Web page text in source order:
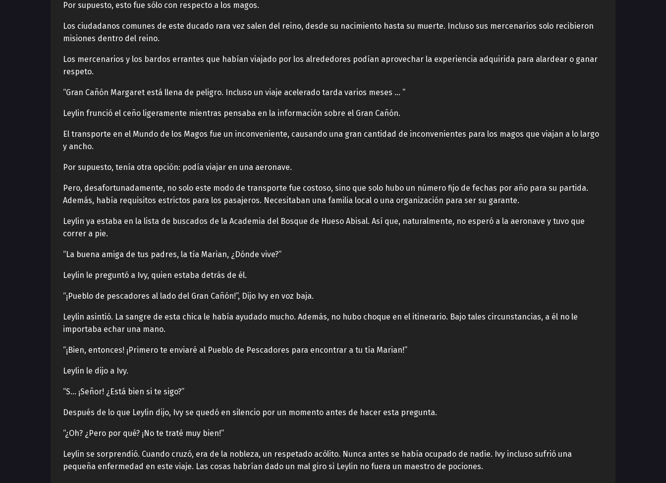
Por supuesto, esto fue sólo con respecto a los magos.
Los ciudadanos comunes de este ducado rara vez salen del reino, desde su nacimiento hasta su muerte. Incluso sus mercenarios solo recibieron
misiones dentro del reino.
Los mercenarios y los bardos errantes que habían viajado por los alrededores podían aprovechar la experiencia adquirida para alardear o ganar
respeto.
“Gran Cañón Margaret está llena de peligro. Incluso un viaje acelerado tarda varios meses … ”
Leylin frunció el ceño ligeramente mientras pensaba en la información sobre el Gran Cañón.
El transporte en el Mundo de los Magos fue un inconveniente, causando una gran cantidad de inconvenientes para los magos que viajan a lo largo
y ancho.
Por supuesto, tenía otra opción: podía viajar en una aeronave.
Pero, desafortunadamente, no solo este modo de transporte fue costoso, sino que solo hubo un número fijo de fechas por año para su partida.
Además, había requisitos estrictos para los pasajeros. Necesitaban una familia local o una organización para ser su garante.
Leylin ya estaba en la lista de buscados de la Academia del Bosque de Hueso Abisal. Así que, naturalmente, no esperó a la aeronave y tuvo que
correr a pie.
“La buena amiga de tus padres, la tía Marian, ¿Dónde vive?”
Leylin le preguntó a Ivy, quien estaba detrás de él.
“¡Pueblo de pescadores al lado del Gran Cañón!”, Dijo Ivy en voz baja.
Leylin asintió. La sangre de esta chica le había ayudado mucho. Además, no hubo choque en el itinerario. Bajo tales circunstancias, a él no le
importaba echar una mano.
“¡Bien, entonces! ¡Primero te enviaré al Pueblo de Pescadores para encontrar a tu tía Marian!”
Leylin le dijo a Ivy.
“S… ¡Señor! ¿Está bien si te sigo?”
Después de lo que Leylin dijo, Ivy se quedó en silencio por un momento antes de hacer esta pregunta.
“¿Oh? ¿Pero por qué? ¡No te traté muy bien!”
Leylin se sorprendió. Cuando cruzó, era de la nobleza, un respetado acólito. Nunca antes se había ocupado de nadie. Ivy incluso sufrió una
pequeña enfermedad en este viaje. Las cosas habrían dado un mal giro si Leylin no fuera un maestro de pociones.